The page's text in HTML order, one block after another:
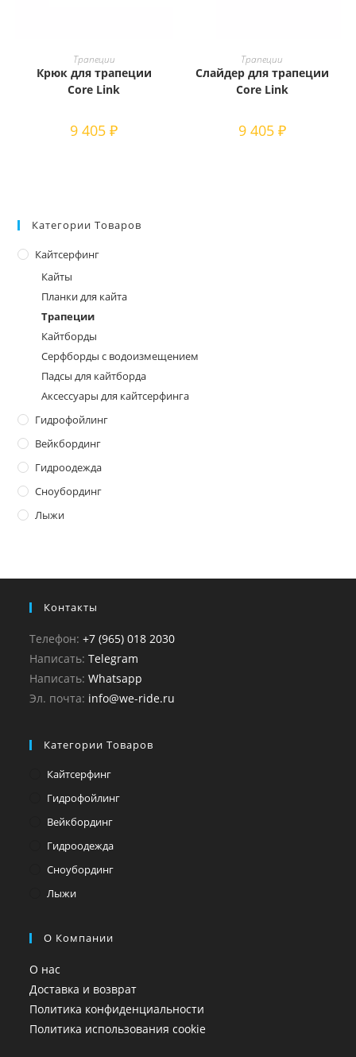
ВЫБЕРИТЕ ПАРАМЕТРЫ
товар
имеет
несколько
вариаций.
Опции
на
Трапеции
Крюк для трапеции
Core Link
9 405₽
ВЫБЕРИТЕ ПАРАМЕТРЫ
товар
имеет
несколько
вариаций.
Опции
на
Трапеции
Слайдер для трапеции
Core Link
9 405 ₽
Категории Товаров
Кайтсерфинг
Кайты
Планки для кайта
Трапеции
Кайтборды
Серфборды с водоизмещением
Падсы для кайтборда
Аксессуары для кайтсерфинга
Гидрофойлинг
Вейкбординг
Гидроодежда
Сноубординг
Лыжи
Контакты
Телефон:+7 (965) 018 2030
Написать:Telegram
Написать:Whatsapp
Эл. почта: info@we-ride.ru
Категории Товаров
Кайтсерфинг
Гидрофойлинг
Вейкбординг
Гидроодежда
Сноубординг
Лыжи
О Компании
О нас
Доставка и возврат
Политика конфиденциальности
Политика использования cookie